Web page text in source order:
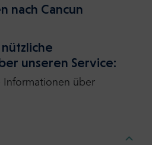
nach Cancun
unseren Service:
Informationen über